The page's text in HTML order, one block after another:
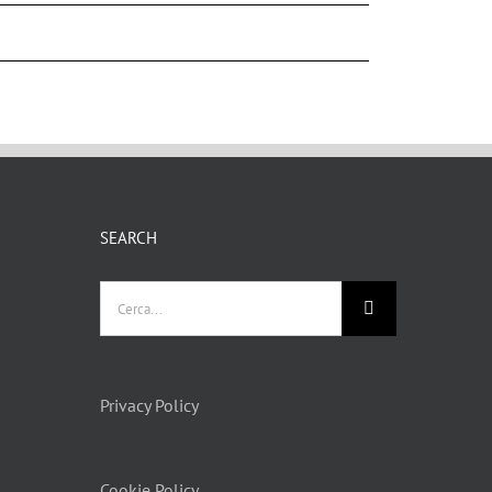
SEARCH
Privacy Policy